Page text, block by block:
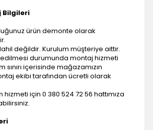
Bilgileri
ürün demonte olarak
değildir. Kurulum müşteriye aittir.
durumunda montaj hizmeti
sınırı içerisinde mağazamızın
ekibi tarafından ücretli olarak
için 0 380 524 72 56 hattımıza